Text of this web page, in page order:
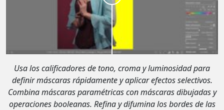
Usa los calificadores de tono, croma y luminosidad para
definir máscaras rápidamente y aplicar efectos selectivos.
Combina máscaras paramétricas con máscaras dibujadas y
operaciones booleanas. Refina y difumina los bordes de las